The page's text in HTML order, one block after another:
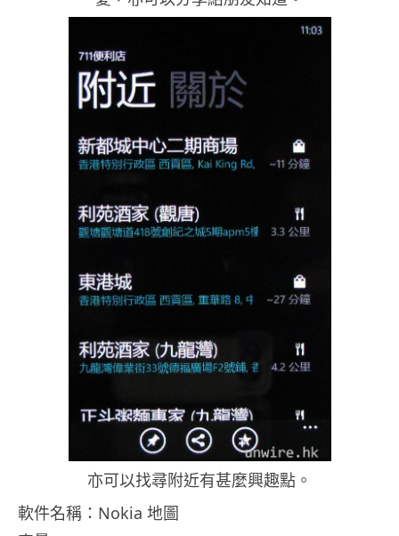
亦可以找尋附近有甚麼興趣點。
軟件名稱：Nokia 地圖